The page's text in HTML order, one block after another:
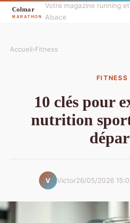
Votre magazine running
Alsace
Accueil›Fitness
FITNESS
10 clés pour
nutrition
V Victor26/05/2026